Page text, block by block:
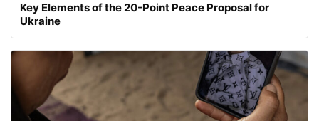
Key Elements of the 20-Point Peace Proposal for
Ukraine